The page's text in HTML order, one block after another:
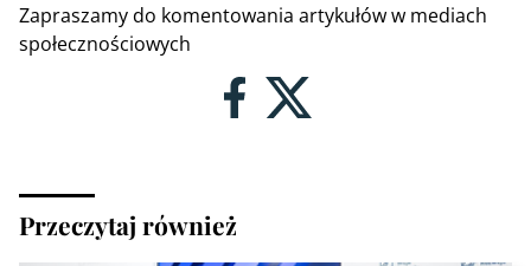
Zapraszamy do komentowania artykułów w mediach
społecznościowych
Przeczytaj również